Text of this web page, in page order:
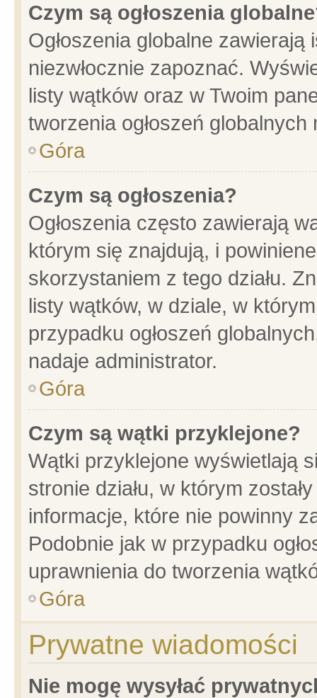
Czym są ogłoszenia
Ogłoszenia globalne
niezwłocznie zapoznać.
listy wątków oraz w Twoim
tworzenia ogłoszeń
Góra
Czym są ogłoszenia?
Ogłoszenia często zawierają
którym się znajdują, i
skorzystaniem z tego działu.
listy wątków, w dziale, w
przypadku ogłoszeń
nadaje administrator.
Góra
Czym są wątki przyklejone?
Wątki przyklejone wyświetlają
stronie działu, w którym
informacje, które nie powinny
Podobnie jak w przypadku
uprawnienia do tworzenia
Góra
Prywatne wiadomości
Nie mogę wysyłać